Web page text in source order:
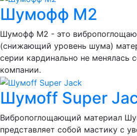
Шумофф М2
Шумофф М2 - это
(снижающий уровень шума)
серии кардинально не менялась
компании.
Шумоff Super
Вибропоглощающий материал
представляет собой мастику с